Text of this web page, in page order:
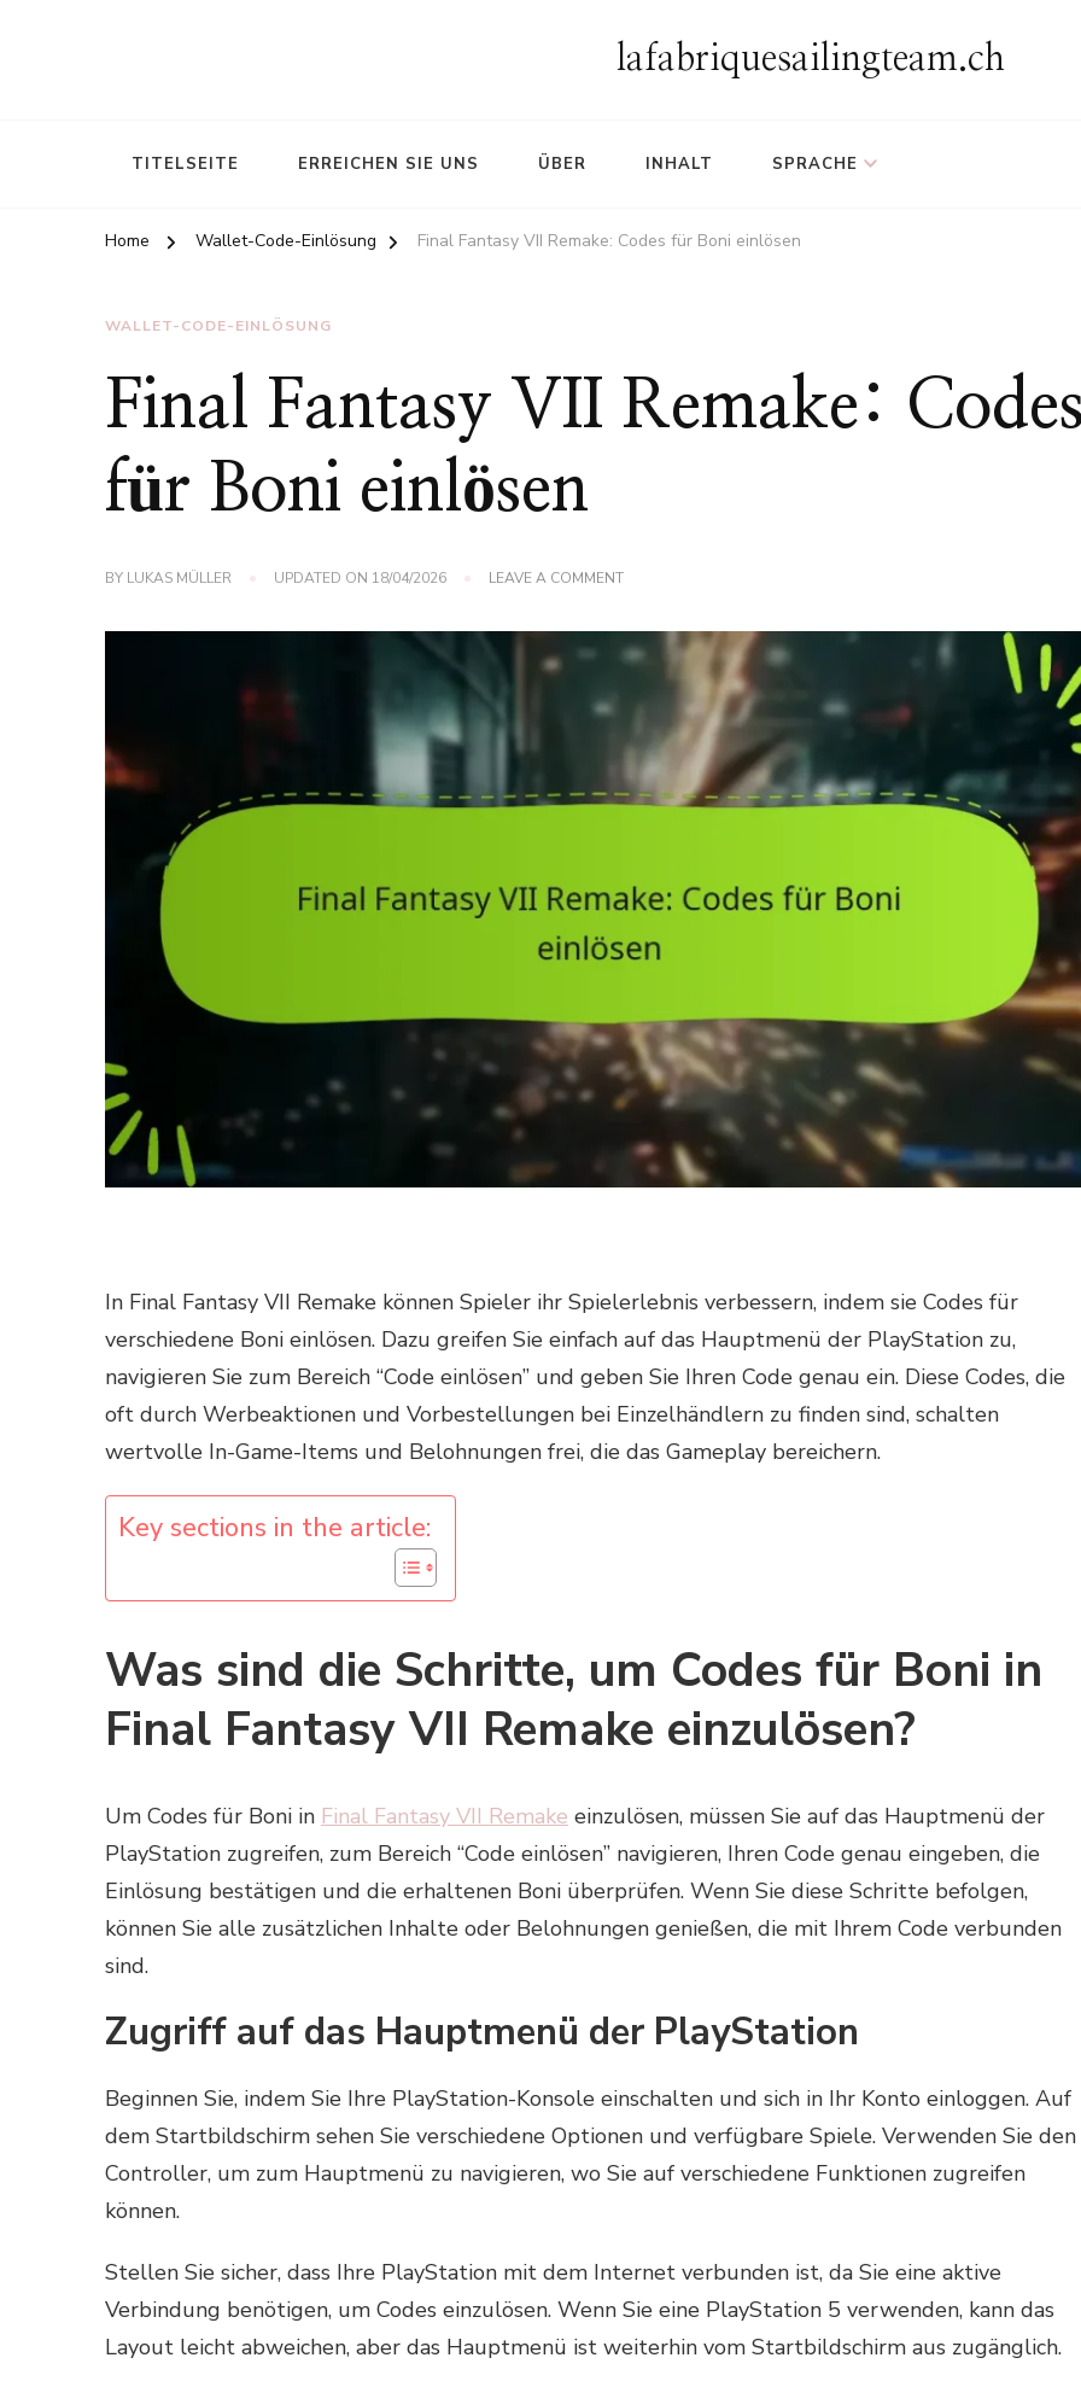
lafabriquesailingteam.ch
TITELSEITE ERREICHEN SIE UNS ÜBER INHALT SPRACHE
Home Wallet-Code-Einlösung Final Fantasy VII Remake: Codes für Boni einlösen
WALLET-CODE-EINLÖSUNG
Final Fantasy VII Remake:
für Boni einlösen
BY LUKAS MÜLLER UPDATED ON 18/04/2026 LEAVE A COMMENTON
REMAKE:
CODES
EINLÖSEN
In Final Fantasy VII Remake können Spieler ihr Spielerlebnis verbessern, indem sie Codes für
verschiedene Boni einlösen. Dazu greifen Sie einfach auf das Hauptmenü der PlayStation zu,
navigieren Sie zum Bereich “Code einlösen” und geben Sie Ihren Code genau ein. Diese Codes, die
oft durch Werbeaktionen und Vorbestellungen bei Einzelhändlern zu finden sind, schalten
wertvolle In-Game-Items und Belohnungen frei, die das Gameplay bereichern.
Key sections in the article:
Was sind die Schritte, um Codes für Boni in
Final Fantasy VII Remake einzulösen?
Um Codes für Boni in Final Fantasy VII Remake einzulösen, müssen Sie auf das Hauptmenü der
PlayStation zugreifen, zum Bereich “Code einlösen” navigieren, Ihren Code genau eingeben, die
Einlösung bestätigen und die erhaltenen Boni überprüfen. Wenn Sie diese Schritte befolgen,
können Sie alle zusätzlichen Inhalte oder Belohnungen genießen, die mit Ihrem Code verbunden
sind.
Zugriff auf das Hauptmenü der PlayStation
Beginnen Sie, indem Sie Ihre PlayStation-Konsole einschalten und sich in Ihr Konto einloggen. Auf
dem Startbildschirm sehen Sie verschiedene Optionen und verfügbare Spiele. Verwenden Sie den
Controller, um zum Hauptmenü zu navigieren, wo Sie auf verschiedene Funktionen zugreifen
können.
Stellen Sie sicher, dass Ihre PlayStation mit dem Internet verbunden ist, da Sie eine aktive
Verbindung benötigen, um Codes einzulösen. Wenn Sie eine PlayStation 5 verwenden, kann das
Layout leicht abweichen, aber das Hauptmenü ist weiterhin vom Startbildschirm aus zugänglich.